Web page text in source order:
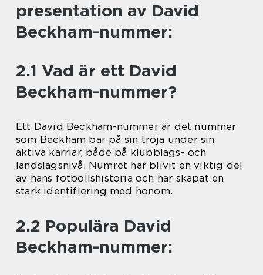
presentation av David
Beckham-nummer:
2.1 Vad är ett David
Beckham-nummer?
Ett David Beckham-nummer är det nummer
som Beckham bar på sin tröja under sin
aktiva karriär, både på klubblags- och
landslagsnivå. Numret har blivit en viktig del
av hans fotbollshistoria och har skapat en
stark identifiering med honom.
2.2 Populära David
Beckham-nummer: